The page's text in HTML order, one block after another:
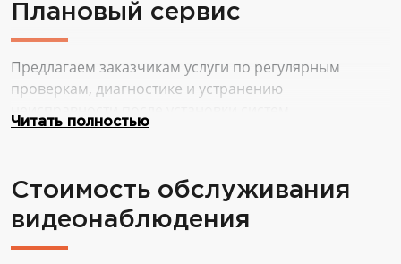
Плановый сервис
Предлагаем заказчикам услуги по регулярным
проверкам, диагностике и устранению
неисправности после установки систем
видеонаблюдения. Постоянный уход обеспечивает
интенсивной эксплуатации.
Устранение поломок
Читать полностью
Стоимость обслуживания
видеонаблюдения